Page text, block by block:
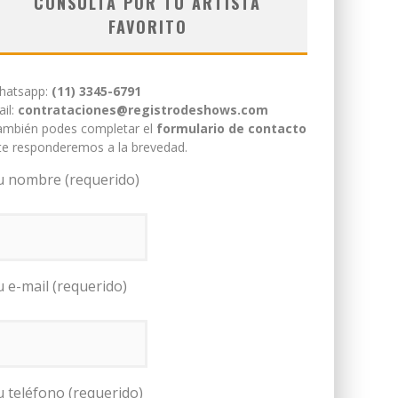
FAVORITO
(11) 3345-6791
contrataciones@registrodeshows.com
podes completar el formulario de contacto
responderemos a la brevedad.
nombre (requerido)
e-mail (requerido)
teléfono (requerido)